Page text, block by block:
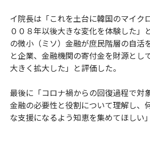
イ院長は「これを土台に韓国のマイク
００８年以後大きな変化を体験した」
の微小（ミソ）金融が庶民階層の自活
と企業、金融機関の寄付金を財源とし
大きく拡大した」と評価した。
最後に「コロナ禍からの回復過程で対
金融の必要性と役割について理解し、
な支援になるよう知恵を集めてほしい